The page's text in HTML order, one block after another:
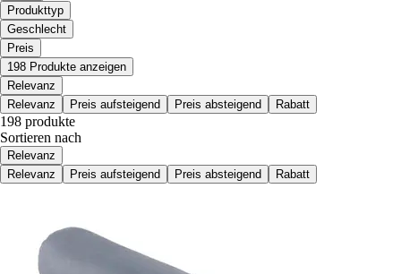
Produkttyp
Geschlecht
Preis
198 Produkte anzeigen
Relevanz
Relevanz
Preis aufsteigend Preis absteigend Rabatt
198 produkte
Sortieren nach
Relevanz
Relevanz
Preis aufsteigend Preis absteigend Rabatt